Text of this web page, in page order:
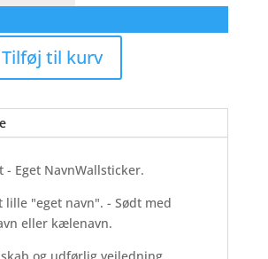
Tilføj til kurv
- Eget NavnWallsticker.
lille "eget navn". - Sødt med
eller kælenavn.